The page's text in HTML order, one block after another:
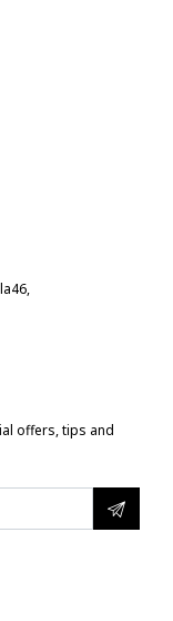
offers, tips and